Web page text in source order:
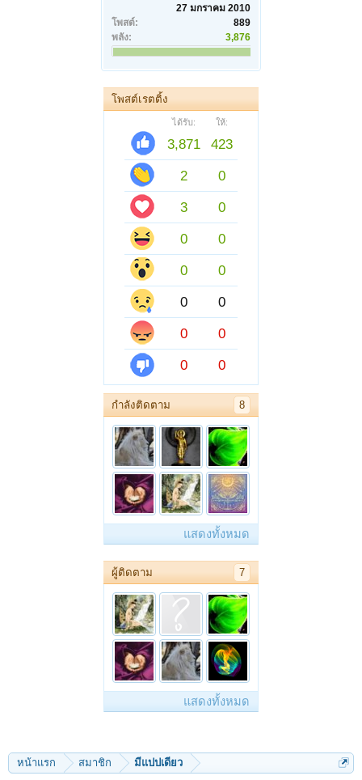
27 มกราคม 2010
โพสต์:
889
พลัง:
3,876
โพสต์เรตติ้ง
ได้รับ: ให้:
3,871
423
2
0
3
0
0
0
0
0
0
0
0
0
0
0
กำลังติดตาม 8
แสดงทั้งหมด
ผู้ติดตาม 7
แสดงทั้งหมด
หน้าแรก สมาชิก มีแปปเดียว